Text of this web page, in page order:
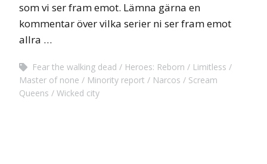
som vi ser fram emot. Lämna gärna en
kommentar över vilka serier ni ser fram emot
allra …
Fear the walking dead Heroes: Reborn
Limitless
Master of none
Minority report Narcos
Scream
Queens
Wicked city